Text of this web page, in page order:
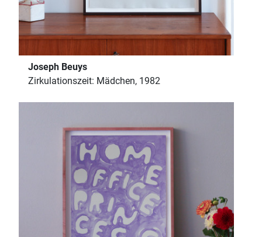
Joseph Beuys
Zirkulationszeit: Mädchen, 1982